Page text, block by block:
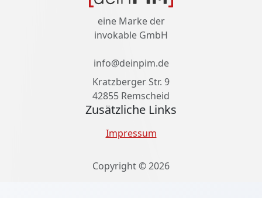
eine Marke der
invokable GmbH
info@deinpim.de
Kratzberger Str. 9
42855 Remscheid
Zusätzliche Links
Impressum
Copyright © 2026